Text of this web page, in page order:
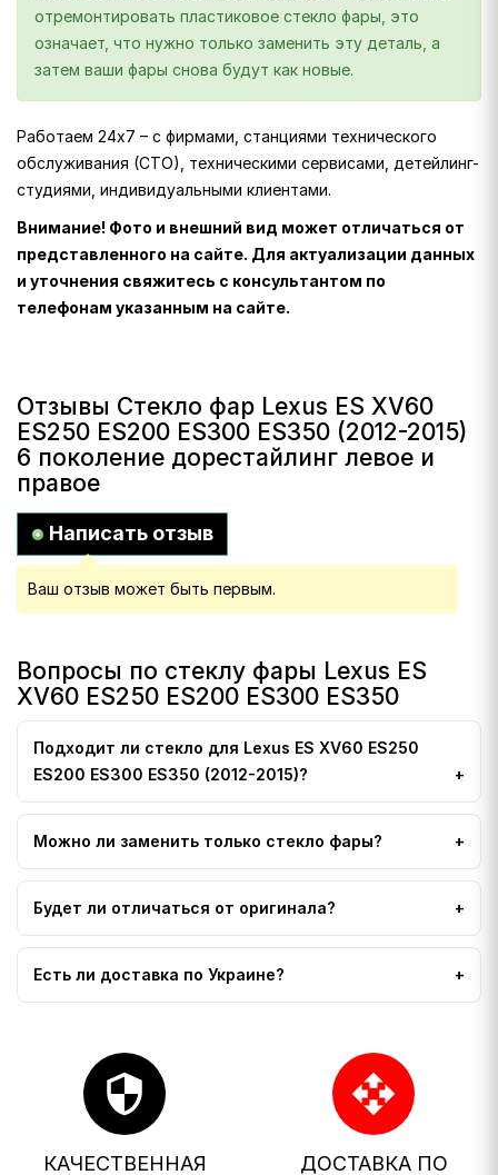
отремонтировать пластиковое стекло фары, это
означает, что нужно только заменить эту деталь, а
затем ваши фары снова будут как новые.
Работаем 24х7 – с фирмами, станциями технического
обслуживания (СТО), техническими сервисами, детейлинг-
студиями, индивидуальными клиентами.
Внимание! Фото и внешний вид может отличаться от
представленного на сайте. Для актуализации данных
и уточнения свяжитесь с консультантом по
телефонам указанным на сайте.
Отзывы Стекло фар Lexus ES XV60
ES250 ES200 ES300 ES350 (2012-2015)
6 поколение дорестайлинг левое и
правое
Написать отзыв
Ваш отзыв может быть первым.
Вопросы по стеклу фары Lexus ES
XV60 ES250 ES200 ES300 ES350
Подходит ли стекло для Lexus ES XV60 ES250
ES200 ES300 ES350 (2012-2015)?
Можно ли заменить только стекло фары?
Будет ли отличаться от оригинала?
Есть ли доставка по Украине?
security
КАЧЕСТВЕННАЯ
open_with
ДОСТАВКА ПО